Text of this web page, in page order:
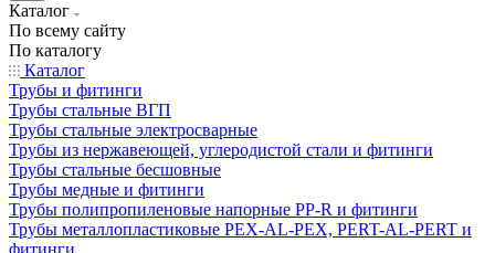
Каталог
По всему сайту
По каталогу
Каталог
Трубы и фитинги
Трубы стальные ВГП
Трубы стальные электросварные
Трубы из нержавеющей, углеродистой стали и фитинги
Трубы стальные бесшовные
Трубы медные и фитинги
Трубы полипропиленовые напорные PP-R и фитинги
Трубы металлопластиковые PEX-AL-PEX, PERT-AL-PERT и
фитинги